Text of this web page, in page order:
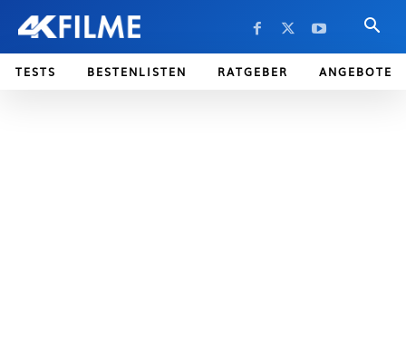
TESTS BESTENLISTEN RATGEBER ANGEBOTE